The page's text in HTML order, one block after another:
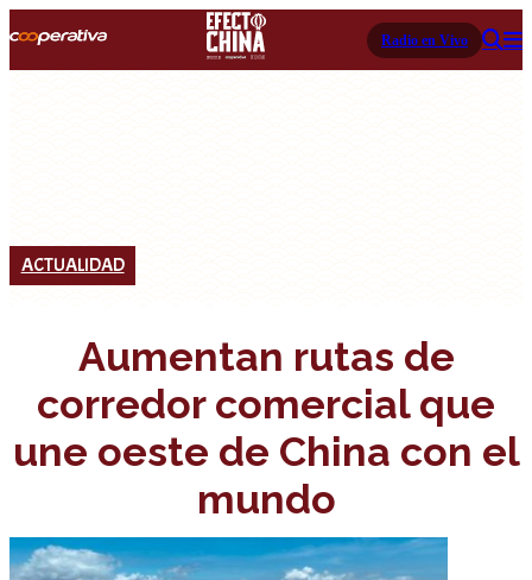
Radio en Vivo
ACTUALIDAD
Aumentan rutas de
corredor comercial que
une oeste de China con el
mundo